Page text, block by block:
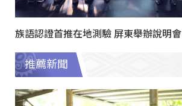
族語認證首推在地測驗 屏東舉辦說明會
推薦新聞